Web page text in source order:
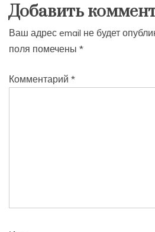
Добавить
Ваш адрес email не будет
поля помечены *
Комментарий *